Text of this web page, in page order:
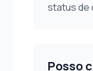
status de
Posso